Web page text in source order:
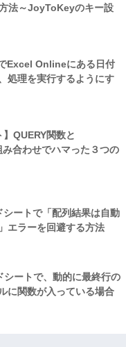
法～JoyToKeyのキー設
Excel Onlineにある日付
処理を実行するようにす
QUERY関数と
合わせでハマった３つの
シートで「配列結果は自動
エラーを回避する方法
シートで、動的に最終行の
に関数が入っている場合